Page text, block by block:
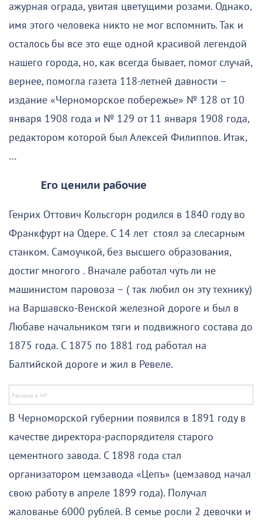
ажурная ограда, увитая цветущими розами. Однако,
имя этого человека никто не мог вспомнить. Так и
осталось бы все это еще одной красивой легендой
нашего города, но, как всегда бывает, помог случай,
вернее, помогла газета 118-летней давности –
издание «Черноморское побережье» № 128 от 10
января 1908 года и № 129 от 11 января 1908 года,
редактором которой был Алексей Филиппов. Итак,
…
Его ценили рабочие
Генрих Оттович Кольсгорн родился в 1840 году во
Франкфурт на Одере. С 14 лет стоял за слесарным
станком. Самоучкой, без высшего образования,
достиг многого . Вначале работал чуть ли не
машинистом паровоза – ( так любил он эту технику)
на Варшавско-Венской железной дороге и был в
Любаве начальником тяги и подвижного состава до
1875 года. С 1875 по 1881 год работал на
Балтийской дороге и жил в Ревеле.
В Черноморской губернии появился в 1891 году в
качестве директора-распорядителя старого
цементного завода. С 1898 года стал
организатором цемзавода «Цепъ» (цемзавод начал
свою работу в апреле 1899 года). Получал
жалованье 6000 рублей. В семье росли 2 девочки и